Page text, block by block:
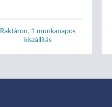
Raktáron, 1 munkanapos
kiszállítás